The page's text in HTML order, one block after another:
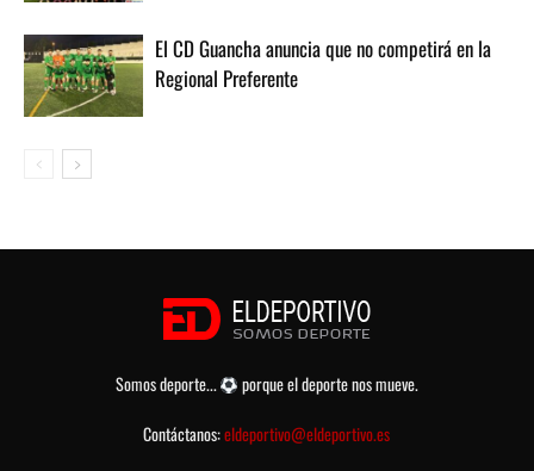
El CD Guancha anuncia que no competirá en la
Regional Preferente
Somos deporte...
porque el deporte nos mueve.
Contáctanos:eldeportivo@eldeportivo.es